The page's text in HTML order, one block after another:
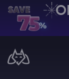
FR | USD
Manage